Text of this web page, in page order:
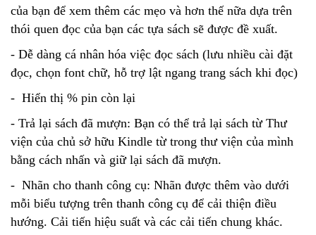
của bạn để xem thêm các mẹo và hơn thế nữa dựa trên
thói quen đọc của bạn các tựa sách sẽ được đề xuất.
- Dễ dàng cá nhân hóa việc đọc sách (lưu nhiều cài đặt
đọc, chọn font chữ, hỗ trợ lật ngang trang sách khi đọc)
- Hiển thị % pin còn lại
- Trả lại sách đã mượn: Bạn có thể trả lại sách từ Thư
viện của chủ sở hữu Kindle từ trong thư viện của mình
bằng cách nhấn và giữ lại sách đã mượn.
- Nhãn cho thanh công cụ: Nhãn được thêm vào dưới
mỗi biểu tượng trên thanh công cụ để cải thiện điều
hướng. Cải tiến hiệu suất và các cải tiến chung khác.